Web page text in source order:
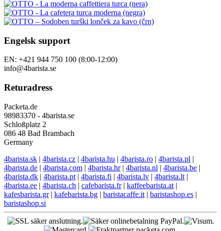
Engelsk support
EN: +421 944 750 100 (8:00-12:00)
info@4barista.se
Returadress
Packeta.de
98983370 - 4barista.se
Schloßplatz 2
086 48 Bad Brambach
Germany
4barista.sk | 4barista.cz | 4barista.hu | 4barista.ro | 4barista.pl |
4barista.de | 4barista.com | 4barista.hr| 4barista.nl | 4barista.be |
4barista.dk | 4barista.pt | 4barista.fi | 4barista.lv | 4barista.lt |
4barista.ee | 4barista.ch | cafebarista.fr| kaffeebarista.at |
kafesbarista.gr| kafebarista.bg | baristacaffe.it | baristashop.es |
baristashop.si